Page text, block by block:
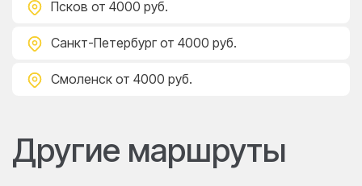
Псков от 4000 руб.
Санкт-Петербург от 4000 руб.
Смоленск от 4000 руб.
Другие маршруты